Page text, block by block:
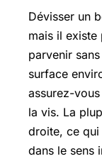
Dévisser un
mais il existe
parvenir
surface
assurez-
la vis. La
droite, ce
dans le sens